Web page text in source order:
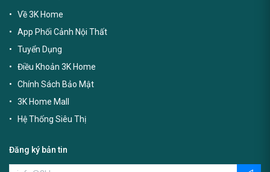
Về 3K Home
App Phối Cảnh Nội Thất
Tuyển Dụng
Điều Khoản 3K Home
Chính Sách Bảo Mật
3K Home Mall
Hệ Thống Siêu Thị
Đăng ký bản tin